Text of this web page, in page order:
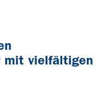
mit vielfältigen